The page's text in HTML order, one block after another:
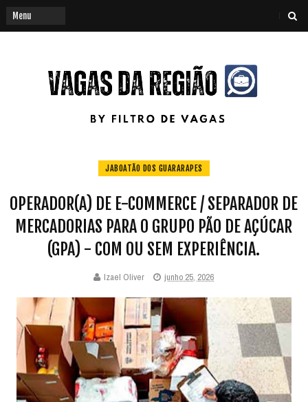
JABOATÃO DOS GUARARAPES
OPERADOR(A) DE E-COMMERCE / SEPARADOR DE
MERCADORIAS PARA O GRUPO PÃO DE AÇÚCAR
(GPA) - COM OU SEM EXPERIÊNCIA.
Izael Oliver junho 25, 2026